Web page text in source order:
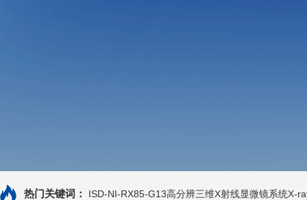
热门关键词： ISD-NI-RX85-G13高分辨三维X射线显微镜系统X-